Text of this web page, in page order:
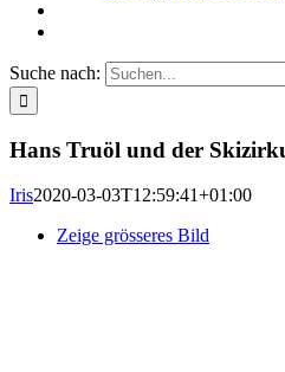
Suche nach:
Hans Truöl und der
Iris2020-03-03T12:59:41+01:00
Zeige grösseres Bild